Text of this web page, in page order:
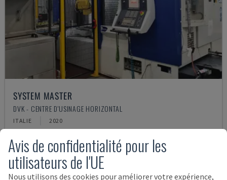
SYSTEM MASTER
DVK - CENTRE D'USINAGE HORIZONTAL
ITALIE 2020
Avis de confidentialité pour les
utilisateurs de l'UE
Nous utilisons des cookies pour améliorer votre expérience,